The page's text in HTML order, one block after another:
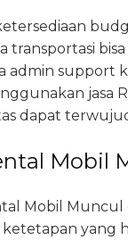
transportasi
admin support
jasa
dapat
Mobil
Mobil Muncul
yang